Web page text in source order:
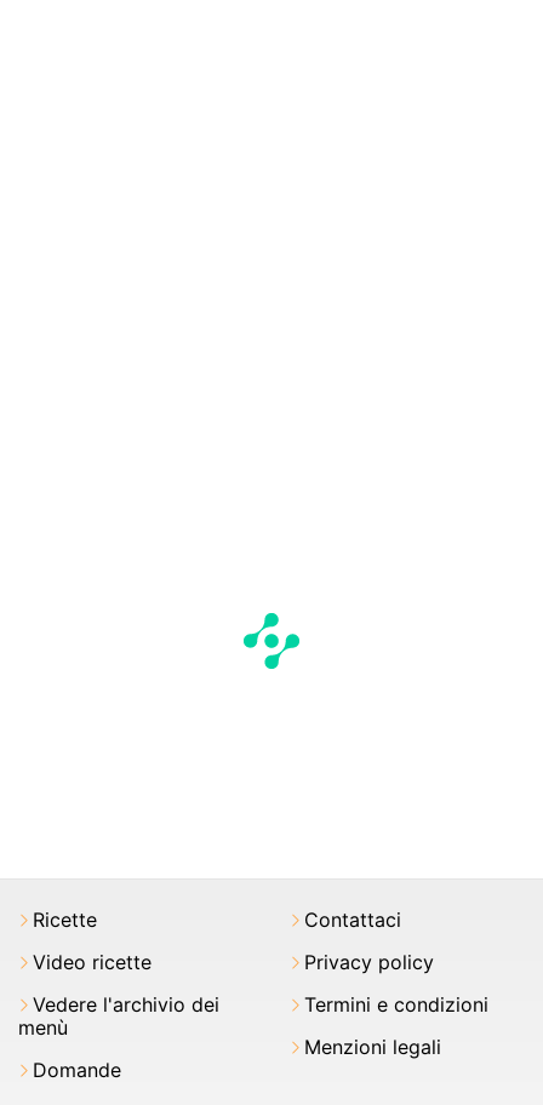
Ricette
Video ricette
Vedere l'archivio dei
menù
Domande
Contattaci
Privacy policy
Termini e condizioni
Menzioni legali